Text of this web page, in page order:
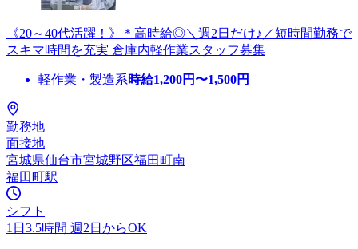
《20～40代活躍！》＊高時給◎＼週2日だけ♪／短時間勤務で
スキマ時間を充実 倉庫内軽作業スタッフ募集
軽作業・製造系時給1,200円〜1,500円
勤務地
面接地
宮城県仙台市宮城野区福田町南
福田町駅
シフト
1日3.5時間 週2日からOK